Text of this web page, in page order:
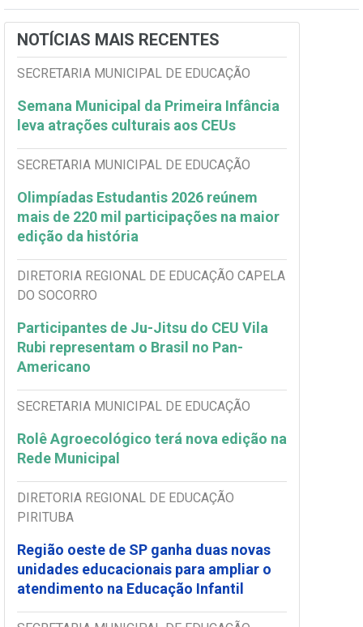
NOTÍCIAS MAIS RECENTES
SECRETARIA MUNICIPAL DE EDUCAÇÃO
Semana Municipal da Primeira Infância
leva atrações culturais aos CEUs
SECRETARIA MUNICIPAL DE EDUCAÇÃO
Olimpíadas Estudantis 2026 reúnem
mais de 220 mil participações na maior
edição da história
DIRETORIA REGIONAL DE EDUCAÇÃO CAPELA
DO SOCORRO
Participantes de Ju-Jitsu do CEU Vila
Rubi representam o Brasil no Pan-
Americano
SECRETARIA MUNICIPAL DE EDUCAÇÃO
Rolê Agroecológico terá nova edição na
Rede Municipal
DIRETORIA REGIONAL DE EDUCAÇÃO
PIRITUBA
Região oeste de SP ganha duas novas
unidades educacionais para ampliar o
atendimento na Educação Infantil